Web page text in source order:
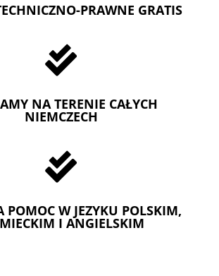
PRAWNE GRATIS

NA TERENIE CAŁYCH
NIEMCZECH

POMOC W JEZYKU POLSKIM,
I ANGIELSKIM